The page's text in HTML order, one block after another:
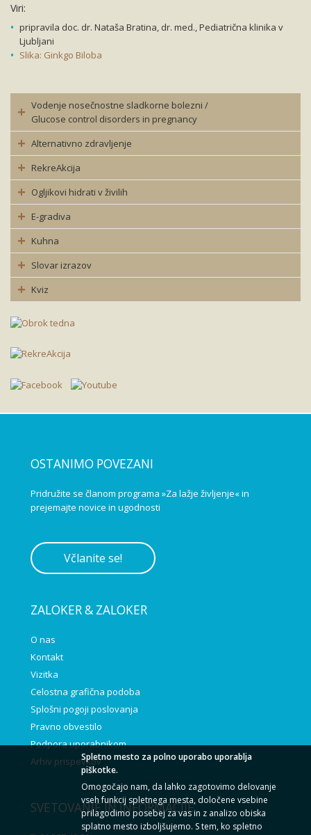
Viri:
pripravila doc. dr. Nataša Bratina, dr. med., Pediatrična klinika v
Ljubljani
Slika: Ginkgo Biloba
Vodenje nosečnostne sladkorne bolezni /
Glucose control disorders in pregnancy
Alternativno zdravljenje
RekreAkcija
Ogljikovi hidrati v živilih
E-gradiva
Kuhna
Slovar izrazov
Kviz
OSTANIMO POVEZANI
Pridružite se članom programa »Za lažje življenje« in
prejemajte novice in ugodnosti
Včlanite se!
ZALOKER & ZALOKER
O nas
Kontakt
Vizitka
Celostna grafična podoba
Splošni pogoji poslovanja
Pravno obvestilo
Podpora uporabnikom
Arhiv prispevkov
SVETOVANJE IN INFORMACIJE
Spletno mesto za polno uporabo uporablja
piškotke.
Omogočajo nam, da lahko zagotovimo delovanje
vseh funkcij spletnega mesta, določene vsebine
prilagodimo posebej za vas in z analizo obiska
splatno mesto izboljšujemo. S tem, ko spletno